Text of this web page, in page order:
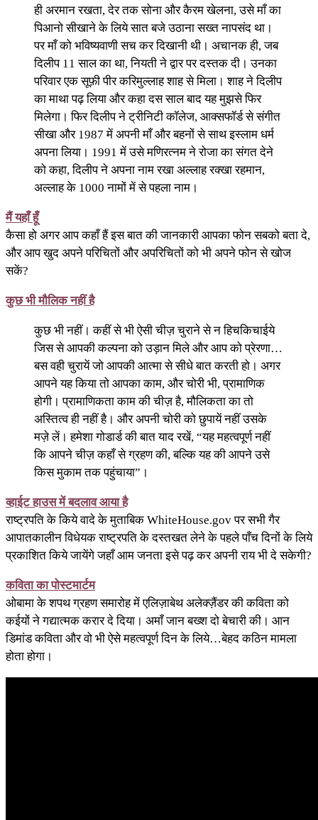
ही अरमान रखता, देर तक सोना और कैरम खेलना, उसे माँ का
पिआनो सीखाने के लिये सात बजे उठाना सख्त नापसंद था।
पर माँ को भविष्यवाणी सच कर दिखानी थी। अचानक ही, जब
दिलीप 11 साल का था, नियती ने द्वार पर दस्तक दी। उनका
परिवार एक सूफ़ी पीर करिमुल्लाह शाह से मिला। शाह ने दिलीप
का माथा पढ़ लिया और कहा दस साल बाद यह मुझसे फिर
मिलेगा। फिर दिलीप ने ट्रीनिटी कॉलेज, आक्सफॉर्ड से संगीत
सीखा और 1987 में अपनी माँ और बहनों से साथ इस्लाम धर्म
अपना लिया। 1991 में उसे मणिरत्नम ने रोजा का संगत देने
को कहा, दिलीप ने अपना नाम रखा अल्लाह रक्खा रहमान,
अल्लाह के 1000 नामों में से पहला नाम।
मैं यहाँ हूँ
कैसा हो अगर आप कहाँ हैं इस बात की जानकारी आपका फोन सबको बता दे,
और आप खुद अपने परिचितों और अपरिचितों को भी अपने फोन से खोज
सकें?
कुछ भी मौलिक नहीं है
कुछ भी नहीं। कहीं से भी ऐसी चीज़ चुराने से न हिचकिचाईये
जिस से आपकी कल्पना को उड़ान मिले और आप को प्रेरणा…
बस वही चुरायें जो आपकी आत्मा से सीधे बात करती हो। अगर
आपने यह किया तो आपका काम, और चोरी भी, प्रामाणिक
होगी। प्रामाणिकता काम की चीज़ है, मौलिकता का तो
अस्तित्व ही नहीं है। और अपनी चोरी को छुपायें नहीं उसके
मज़े लें। हमेशा गोडार्ड की बात याद रखें, “यह महत्वपूर्ण नहीं
कि आपने चीज़ कहाँ से ग्रहण की, बल्कि यह की आपने उसे
किस मुकाम तक पहुंचाया”।
व्हाईट हाउस में बदलाव आया है
राष्ट्रपति के किये वादे के मुताबिक WhiteHouse.gov पर सभी गैर
आपातकालीन विधेयक राष्ट्रपति के दस्तखत लेने के पहले पाँच दिनों के लिये
प्रकाशित किये जायेंगे जहाँ आम जनता इसे पढ़ कर अपनी राय भी दे सकेगी?
कविता का पोस्टमार्टम
ओबामा के शपथ ग्रहण समारोह में एलिज़ाबेथ अलेक्ज़ैंडर की कविता को
कईयों ने गद्यात्मक करार दे दिया। अमाँ जान बख्श दो बेचारी की। आन
डिमांड कविता और वो भी ऐसे महत्वपूर्ण दिन के लिये…बेहद कठिन मामला
होता होगा।